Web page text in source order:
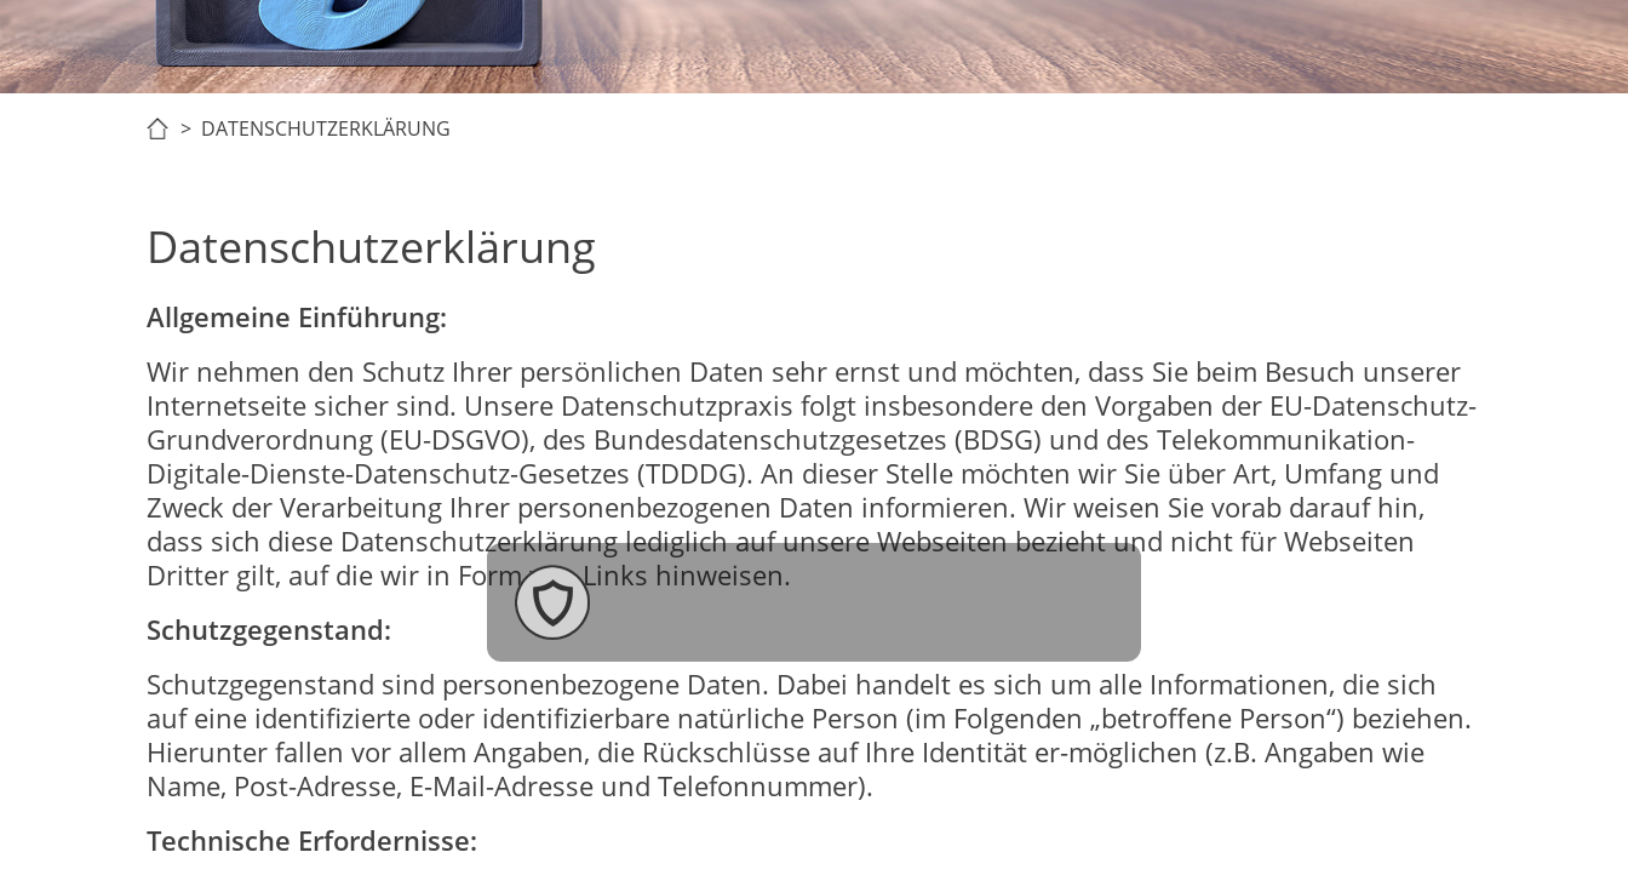
> DATENSCHUTZERKLÄRUNG
Datenschutzerklärung
Allgemeine Einführung:
Wir nehmen den Schutz Ihrer persönlichen Daten sehr ernst und möchten, dass Sie beim Besuch unserer
Internetseite sicher sind. Unsere Datenschutzpraxis folgt insbesondere den Vorgaben der EU-Datenschutz-
Grundverordnung (EU-DSGVO), des Bundesdatenschutzgesetzes (BDSG) und des Telekommunikation-
Digitale-Dienste-Datenschutz-Gesetzes (TDDDG). An dieser Stelle möchten wir Sie über Art, Umfang und
Zweck der Verarbeitung Ihrer personenbezogenen Daten informieren. Wir weisen Sie vorab darauf hin,
dass sich diese Datenschutzerklärung lediglich auf unsere Webseiten bezieht und nicht für Webseiten
Dritter gilt, auf die wir in Form von Links hinweisen.
Schutzgegenstand:
Schutzgegenstand sind personenbezogene Daten. Dabei handelt es sich um alle Informationen, die sich
auf eine identifizierte oder identifizierbare natürliche Person (im Folgenden „betroffene Person“) beziehen.
Hierunter fallen vor allem Angaben, die Rückschlüsse auf Ihre Identität er-möglichen (z.B. Angaben wie
Name, Post-Adresse, E-Mail-Adresse und Telefonnummer).
Technische Erfordernisse: